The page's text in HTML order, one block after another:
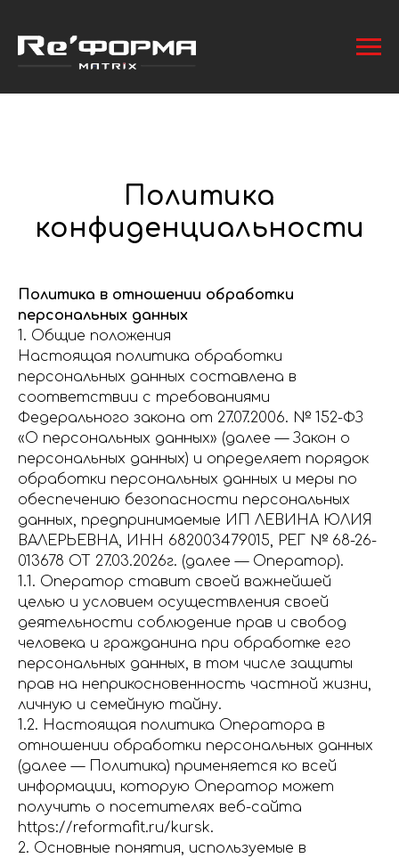
Политика
конфиденциальности
Политика в отношении обработки
персональных данных
1. Общие положения
Настоящая политика обработки
персональных данных составлена в
соответствии с требованиями
Федерального закона от 27.07.2006. № 152-ФЗ
«О персональных данных» (далее — Закон о
персональных данных) и определяет порядок
обработки персональных данных и меры по
обеспечению безопасности персональных
данных, предпринимаемые ИП ЛЕВИНА ЮЛИЯ
ВАЛЕРЬЕВНА, ИНН 682003479015, РЕГ № 68-26-
013678 ОТ 27.03.2026г. (далее — Оператор).
1.1. Оператор ставит своей важнейшей
целью и условием осуществления своей
деятельности соблюдение прав и свобод
человека и гражданина при обработке его
персональных данных, в том числе защиты
прав на неприкосновенность частной жизни,
личную и семейную тайну.
1.2. Настоящая политика Оператора в
отношении обработки персональных данных
(далее — Политика) применяется ко всей
информации, которую Оператор может
получить о посетителях веб-сайта
https://reformafit.ru/kursk.
2. Основные понятия, используемые в